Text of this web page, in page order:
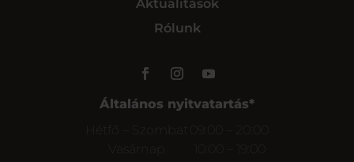
Aktualitások
Rólunk
Általános nyitvatartás*
Hétfő – Szombat